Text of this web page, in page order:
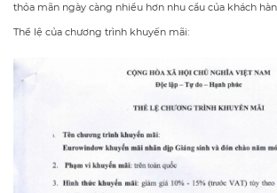
thỏa mãn ngày càng nhiều hơn nhu cầu của khách
Thể lệ của chương trình khuyến mãi: